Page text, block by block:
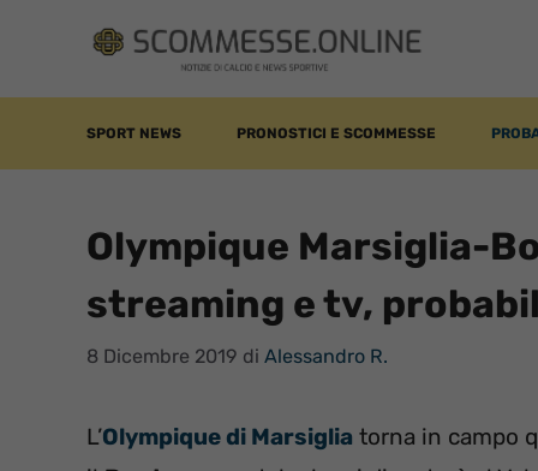
contenuto
SPORT NEWS PRONOSTICI E SCOMMESSE
Olympique Marsiglia-
streaming e tv,
8 Dicembre 2019 di Alessandro R.
L’Olympique di Marsiglia torna in campo